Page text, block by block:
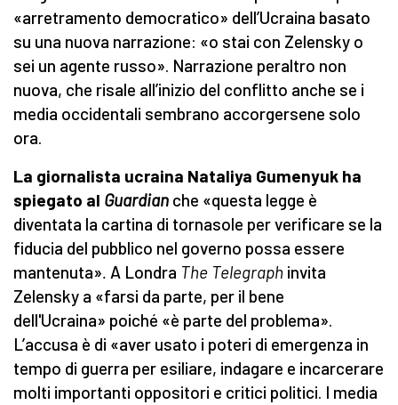
«arretramento democratico» dell’Ucraina basato
su una nuova narrazione: «o stai con Zelensky o
sei un agente russo». Narrazione peraltro non
nuova, che risale all’inizio del conflitto anche se i
media occidentali sembrano accorgersene solo
ora.
La giornalista ucraina Nataliya Gumenyuk ha
spiegato al Guardian che «questa legge è
diventata la cartina di tornasole per verificare se la
fiducia del pubblico nel governo possa essere
mantenuta». A Londra The Telegraph invita
Zelensky a «farsi da parte, per il bene
dell'Ucraina» poiché «è parte del problema».
L’accusa è di «aver usato i poteri di emergenza in
tempo di guerra per esiliare, indagare e incarcerare
molti importanti oppositori e critici politici. I media